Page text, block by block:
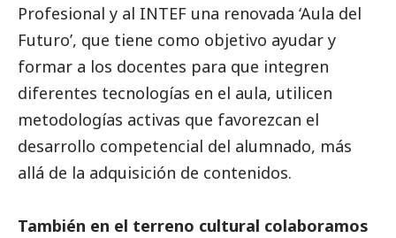
Profesional y al INTEF una renovada ‘Aula del
Futuro’, que tiene como objetivo ayudar y
formar a los docentes para que integren
diferentes tecnologías en el aula, utilicen
metodologías activas que favorezcan el
desarrollo competencial del alumnado, más
allá de la adquisición de contenidos.
También en el terreno cultural colaboramos